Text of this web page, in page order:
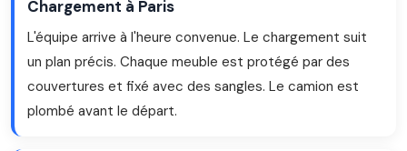
Chargement à Paris
L'équipe arrive à l'heure convenue. Le chargement suit
un plan précis. Chaque meuble est protégé par des
couvertures et fixé avec des sangles. Le camion est
plombé avant le départ.